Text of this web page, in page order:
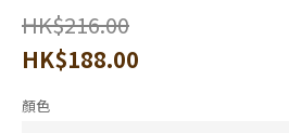
HK$216.00
HK$188.00
顏色